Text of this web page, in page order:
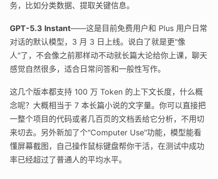
务，比如分类数据、提取关键信息。
GPT-5.3 Instant——这是目前免费用户和 Plus 用户日常
对话的默认模型，3 月 3 日上线。说白了就是更"像
人"了，不会像之前那样动不动就长篇大论给你上课，聊天
感觉自然很多，适合日常问答和一般性写作。
这几个版本都支持 100 万 Token 的上下文长度，什么概
念呢？大概相当于 7 本长篇小说的文字量。你可以直接把
一整个项目的代码或者几百页的文档丢给它分析，不用切
来切去。另外新加了个"Computer Use"功能，模型能看
懂屏幕截图，自己操作鼠标键盘帮你干活，在测试中成功
率已经超过了普通人的平均水平。